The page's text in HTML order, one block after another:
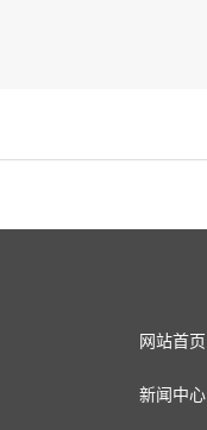
网站首页
新闻中心